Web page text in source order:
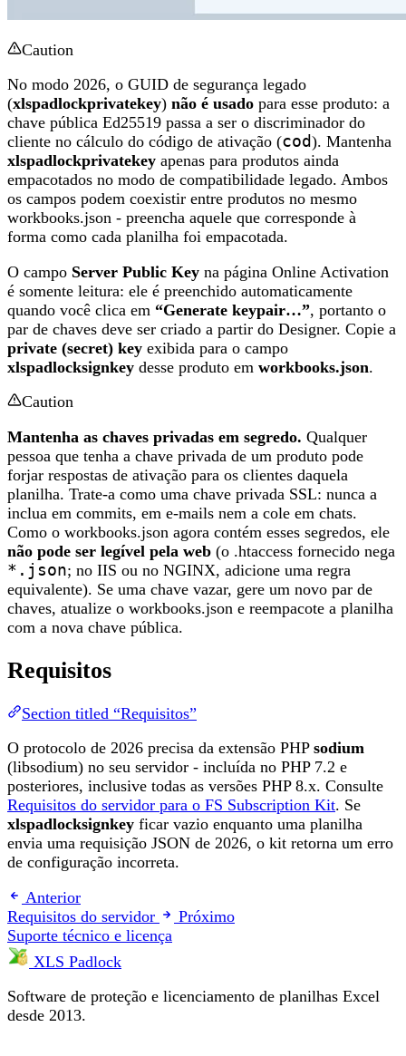
Caution
No modo 2026, o GUID de segurança legado
(xlspadlockprivatekey) não é usado para esse produto: a
chave pública Ed25519 passa a ser o discriminador do
cliente no cálculo do código de ativação (cod). Mantenha
xlspadlockprivatekey apenas para produtos ainda
empacotados no modo de compatibilidade legado. Ambos
os campos podem coexistir entre produtos no mesmo
workbooks.json - preencha aquele que corresponde à
forma como cada planilha foi empacotada.
O campo Server Public Key na página Online Activation
é somente leitura: ele é preenchido automaticamente
quando você clica em “Generate keypair…”, portanto o
par de chaves deve ser criado a partir do Designer. Copie a
private (secret) key exibida para o campo
xlspadlocksignkey desse produto em workbooks.json.
Caution
Mantenha as chaves privadas em segredo. Qualquer
pessoa que tenha a chave privada de um produto pode
forjar respostas de ativação para os clientes daquela
planilha. Trate-a como uma chave privada SSL: nunca a
inclua em commits, em e-mails nem a cole em chats.
Como o workbooks.json agora contém esses segredos, ele
não pode ser legível pela web (o .htaccess fornecido nega
*.json; no IIS ou no NGINX, adicione uma regra
equivalente). Se uma chave vazar, gere um novo par de
chaves, atualize o workbooks.json e reempacote a planilha
com a nova chave pública.
Requisitos
Section titled “Requisitos”
O protocolo de 2026 precisa da extensão PHP sodium
(libsodium) no seu servidor - incluída no PHP 7.2 e
posteriores, inclusive todas as versões PHP 8.x. Consulte
Requisitos do servidor para o FS Subscription Kit. Se
xlspadlocksignkey ficar vazio enquanto uma planilha
envia uma requisição JSON de 2026, o kit retorna um erro
de configuração incorreta.
Anterior
Requisitos do servidor
Próximo
Suporte técnico e licença
XLS Padlock
Software de proteção e licenciamento de planilhas Excel
desde 2013.